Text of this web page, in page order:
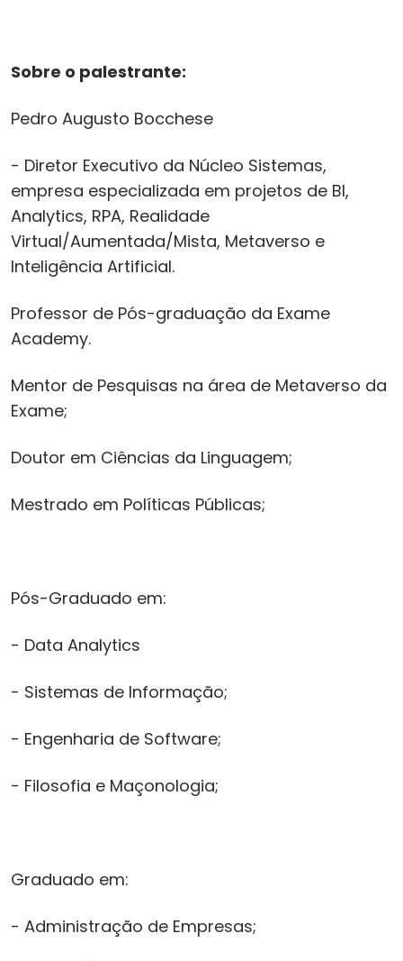
Sobre o palestrante:
Pedro Augusto Bocchese
- Diretor Executivo da Núcleo Sistemas,
empresa especializada em projetos de BI,
Analytics, RPA, Realidade
Virtual/Aumentada/Mista, Metaverso e
Inteligência Artificial.
Professor de Pós-graduação da Exame
Academy.
Mentor de Pesquisas na área de Metaverso da
Exame;
Doutor em Ciências da Linguagem;
Mestrado em Políticas Públicas;
Pós-Graduado em:
- Data Analytics
- Sistemas de Informação;
- Engenharia de Software;
- Filosofia e Maçonologia;
Graduado em:
- Administração de Empresas;